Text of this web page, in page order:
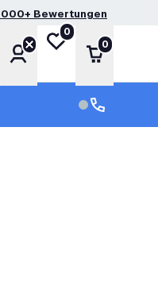
Bewertungen
Konto
Meine Wunschliste
0
Warenkorb
0